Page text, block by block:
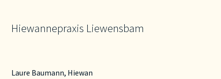
Hiewannepraxis Liewensbam
Laure Baumann, Hiewan